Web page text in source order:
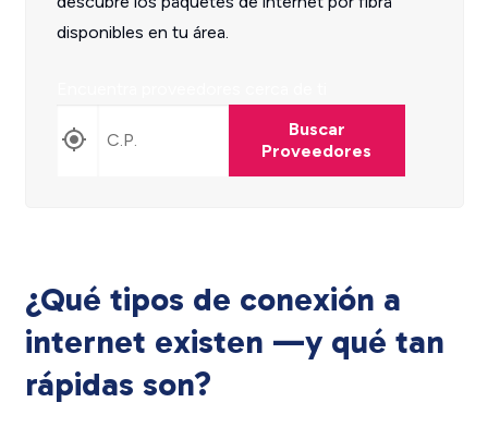
disponibles en tu área.
Buscar
Proveedores
¿Qué tipos de conexión a
internet existen —y qué tan
rápidas son?